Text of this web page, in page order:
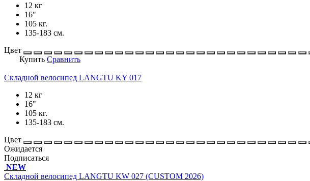
12 кг
16"
105 кг.
135-183 см.
Цвет
Купить Сравнить
Складной велосипед LANGTU KY 017
12 кг
16"
105 кг.
135-183 см.
Цвет
Ожидается
Подписаться
NEW
Складной велосипед LANGTU KW 027 (CUSTOM 2026)